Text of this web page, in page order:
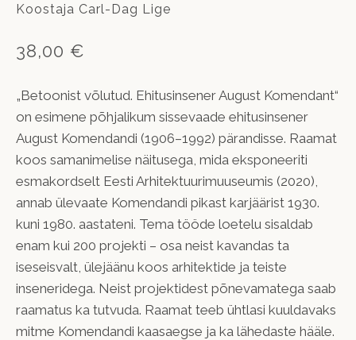
Koostaja Carl-Dag Lige
38,00 €
„Betoonist võlutud. Ehitusinsener August Komendant“
on esimene põhjalikum sissevaade ehitusinsener
August Komendandi (1906–1992) pärandisse. Raamat
koos samanimelise näitusega, mida eksponeeriti
esmakordselt Eesti Arhitektuurimuuseumis (2020),
annab ülevaate Komendandi pikast karjäärist 1930.
kuni 1980. aastateni. Tema tööde loetelu sisaldab
enam kui 200 projekti – osa neist kavandas ta
iseseisvalt, ülejäänu koos arhitektide ja teiste
inseneridega. Neist projektidest põnevamatega saab
raamatus ka tutvuda. Raamat teeb ühtlasi kuuldavaks
mitme Komendandi kaasaegse ja ka lähedaste hääle.